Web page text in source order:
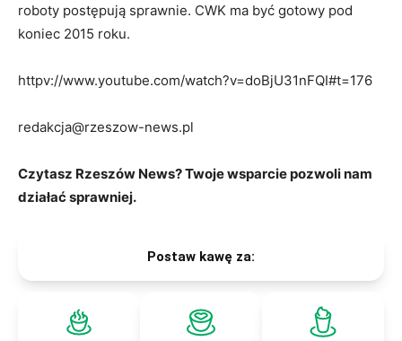
roboty postępują sprawnie. CWK ma być gotowy pod
koniec 2015 roku.
httpv://www.youtube.com/watch?v=doBjU31nFQI#t=176
redakcja@rzeszow-news.pl
Czytasz Rzeszów News? Twoje wsparcie pozwoli nam
działać sprawniej.
Postaw kawę za: